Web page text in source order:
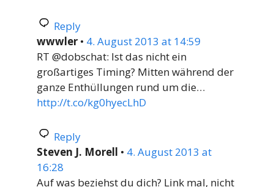
Reply
wwwler • 4. August 2013 at 14:59
RT @dobschat: Ist das nicht ein
großartiges Timing? Mitten während der
ganze Enthüllungen rund um die…
http://t.co/kg0hyecLhD
Reply
Steven J. Morell • 4. August 2013 at
16:28
Auf was beziehst du dich? Link mal, nicht